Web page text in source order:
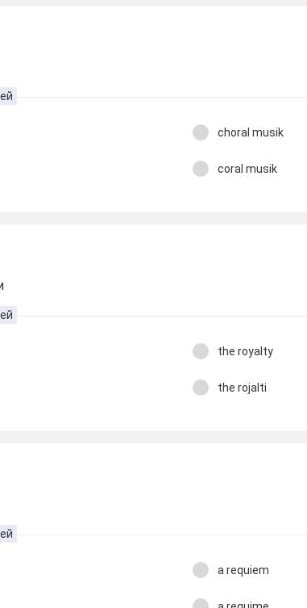
choral musik
coral musik
the royalty
the rojalti
a requiem